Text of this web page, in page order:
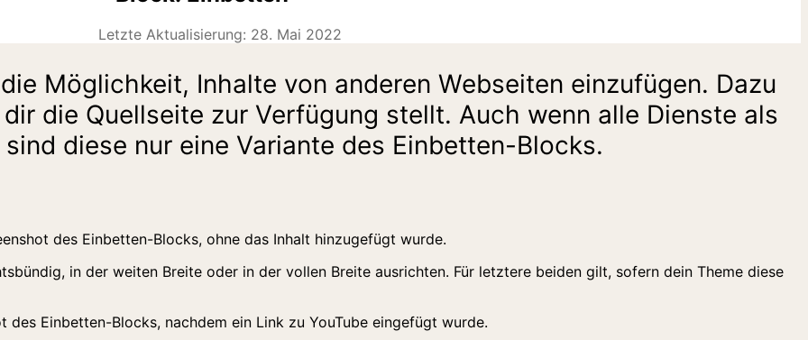
Letzte Aktualisierung: 28. Mai 2022
Möglichkeit, Inhalte von anderen Webseiten einzufügen. Dazu
die Quellseite zur Verfügung stellt. Auch wenn alle Dienste als
diese nur eine Variante des Einbetten-Blocks.
in der weiten Breite oder in der vollen Breite ausrichten. Für letztere beiden gilt, sofern dein Theme diese